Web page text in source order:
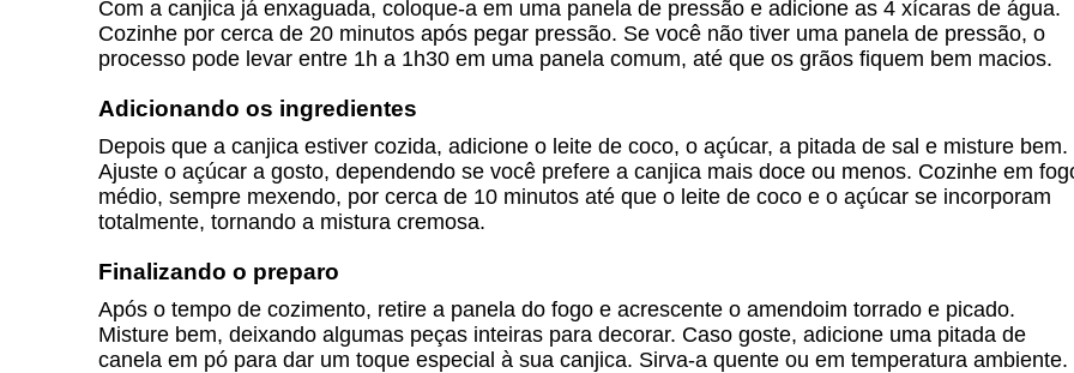
Com a canjica já enxaguada, coloque-a em uma panela de pressão e adicione as 4 xícaras de água.
Cozinhe por cerca de 20 minutos após pegar pressão. Se você não tiver uma panela de pressão, o
processo pode levar entre 1h a 1h30 em uma panela comum, até que os grãos fiquem bem macios.
Adicionando os ingredientes
Depois que a canjica estiver cozida, adicione o leite de coco, o açúcar, a pitada de sal e misture bem.
Ajuste o açúcar a gosto, dependendo se você prefere a canjica mais doce ou menos. Cozinhe em
médio, sempre mexendo, por cerca de 10 minutos até que o leite de coco e o açúcar se incorporam
totalmente, tornando a mistura cremosa.
Finalizando o preparo
Após o tempo de cozimento, retire a panela do fogo e acrescente o amendoim torrado e picado.
Misture bem, deixando algumas peças inteiras para decorar. Caso goste, adicione uma pitada de
canela em pó para dar um toque especial à sua canjica. Sirva-a quente ou em temperatura ambiente.